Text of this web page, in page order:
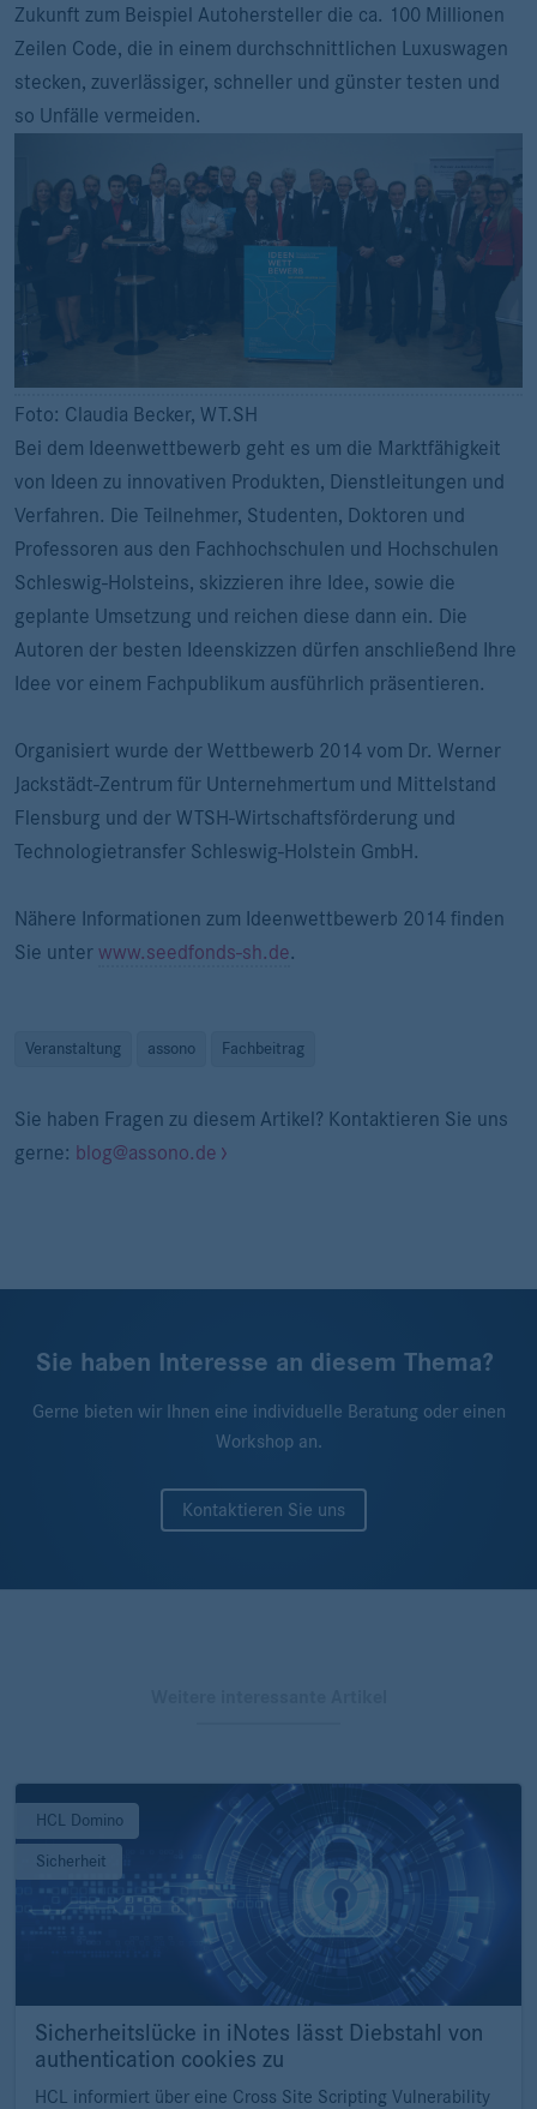
Zukunft zum Beispiel Autohersteller die ca. 100 Millionen
Zeilen Code, die in einem durchschnittlichen Luxuswagen
stecken, zuverlässiger, schneller und günster testen und
so Unfälle vermeiden.
Foto: Claudia Becker, WT.SH
Bei dem Ideenwettbewerb geht es um die Marktfähigkeit
von Ideen zu innovativen Produkten, Dienstleitungen und
Verfahren. Die Teilnehmer, Studenten, Doktoren und
Professoren aus den Fachhochschulen und Hochschulen
Schleswig-Holsteins, skizzieren ihre Idee, sowie die
geplante Umsetzung und reichen diese dann ein. Die
Autoren der besten Ideenskizzen dürfen anschließend Ihre
Idee vor einem Fachpublikum ausführlich präsentieren.
Organisiert wurde der Wettbewerb 2014 vom Dr. Werner
Jackstädt-Zentrum für Unternehmertum und Mittelstand
Flensburg und der WTSH-Wirtschaftsförderung und
Technologietransfer Schleswig-Holstein GmbH.
Nähere Informationen zum Ideenwettbewerb 2014 finden
Sie unter www.seedfonds-sh.de.
Veranstaltung assono Fachbeitrag
Sie haben Fragen zu diesem Artikel? Kontaktieren Sie uns
gerne: blog@assono.de
Sie haben Interesse an diesem Thema?
Gerne bieten wir Ihnen eine individuelle Beratung oder einen
Workshop an.
Kontaktieren Sie uns
HCL Domino
Sicherheit
Sicherheitslücke in iNotes lässt Diebstahl von
authentication cookies zu
HCL informiert über eine Cross Site Scripting Vulnerability